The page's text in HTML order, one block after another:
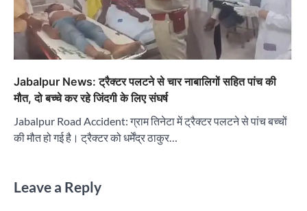
Jabalpur News: ट्रैक्टर पलटने से चार नाबालिगों सहित पांच की
मौत, दो बच्चे कर रहे जिंदगी के लिए संघर्ष
Jabalpur Road Accident: ग्राम तिनेटा में ट्रैक्टर पलटने से पांच बच्चों
की मौत हो गई है। ट्रैक्टर को धर्मेंद्र ठाकुर…
Leave a Reply